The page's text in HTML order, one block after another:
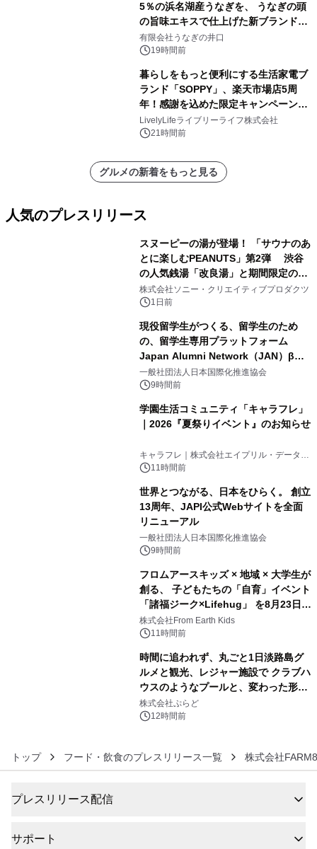
5％の浜名湖産うなぎを、 うなぎの頭
の旨味エキスで仕上げた新ブランド
「井口の誉」誕生
有限会社うなぎの井口
19時間前
暮らしをもっと便利にする生活家電ブ
ランド「SOPPY」、楽天市場店5周
年！感謝を込めた限定キャンペーンを
8月10日より開催
LivelyLifeライブリーライフ株式会社
21時間前
グルメの新着をもっと見る
人気のプレスリリース
スヌーピーの湯が登場！ 「サウナのあ
とに楽しむPEANUTS」第2弾 渋谷
の人気銭湯「改良湯」と期間限定のコ
ラボレーション サウナイキタイコラ
ボグッズも発売決定！
株式会社ソニー・クリエイティブプロダクツ
1日前
現役留学生がつくる、留学生のため
の、留学生専用プラットフォーム
Japan Alumni Network（JAN）β版
をリリース
一般社団法人日本国際化推進協会
9時間前
学園生活コミュニティ「キャラフレ」
｜2026『夏祭りイベント』のお知らせ
キャラフレ｜株式会社エイプリル・データ・
デザインズ
11時間前
世界とつながる、日本をひらく。 創立
13周年、JAPI公式Webサイトを全面
リニューアル
一般社団法人日本国際化推進協会
9時間前
フロムアースキッズ × 地域 × 大学生が
創る、 子どもたちの「自育」イベント
「諸福ジーク×Lifehug」 を8月23日
(日)開催
株式会社From Earth Kids
11時間前
時間に追われず、丸ごと1日淡路島グ
ルメと観光、レジャー施設で クラブハ
ウスのようなプールと、変わった形の
サウナも 「THE BOXY AWAJI」のお
得な素泊まり連泊プランで
株式会社ぷらど
12時間前
トップ フード・飲食のプレスリリース一覧 株式会社FARM8
プレスリリース配信
サポート